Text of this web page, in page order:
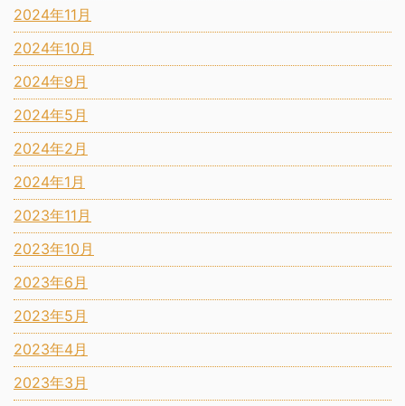
2024年11月
2024年10月
2024年9月
2024年5月
2024年2月
2024年1月
2023年11月
2023年10月
2023年6月
2023年5月
2023年4月
2023年3月